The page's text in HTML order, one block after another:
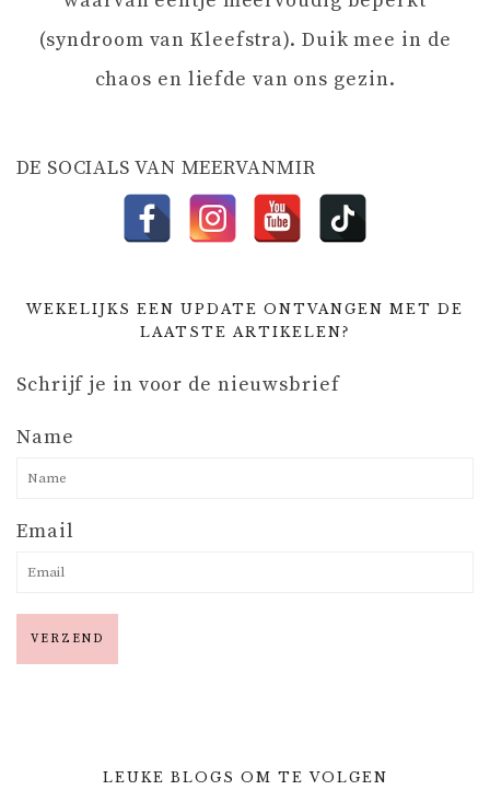
T
E
(syndroom van Kleefstra). Duik mee in de
chaos en liefde van ons gezin.
DE SOCIALS VAN MEERVANMIR
WEKELIJKS EEN UPDATE ONTVANGEN MET DE
LAATSTE ARTIKELEN?
Schrijf je in voor de nieuwsbrief
Name
Email
LEUKE BLOGS OM TE VOLGEN